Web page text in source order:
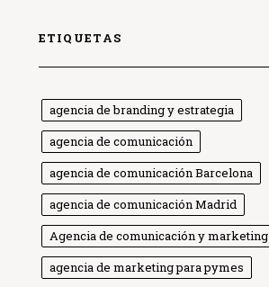
ETIQUETAS
agencia de branding y estrategia
agencia de comunicación
agencia de comunicación Barcelona
agencia de comunicación Madrid
Agencia de comunicación y marketing
agencia de marketing para pymes